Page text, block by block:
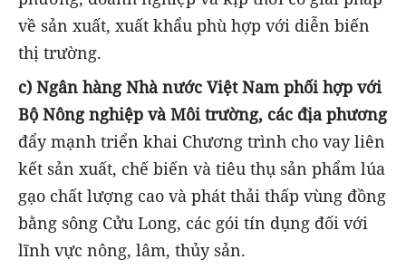
về sản xuất, xuất khẩu phù hợp với diễn biến
thị trường.
c) Ngân hàng Nhà nước Việt Nam phối hợp với
Bộ Nông nghiệp và Môi trường, các địa phương
đẩy mạnh triển khai Chương trình cho vay liên
kết sản xuất, chế biến và tiêu thụ sản phẩm lúa
gạo chất lượng cao và phát thải thấp vùng đồng
bằng sông Cửu Long, các gói tín dụng đối với
lĩnh vực nông, lâm, thủy sản.